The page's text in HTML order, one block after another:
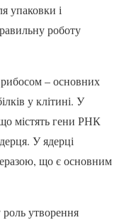
упаковки і
роботу
– основних
у клітині. У
містять гени РНК
У ядерці
що є основним
роль утворення